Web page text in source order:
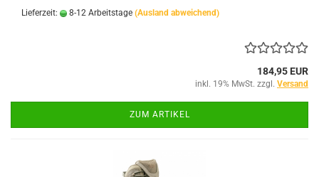
Lieferzeit: 8-12 Arbeitstage (Ausland abweichend)
184,95 EUR
inkl. 19% MwSt. zzgl. Versand
ZUM ARTIKEL